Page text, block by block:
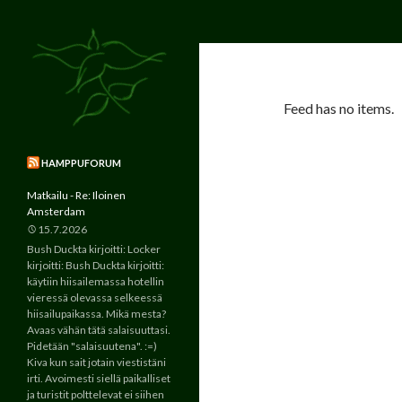
Feed has no items.
vuodesta 2000.
HAMPPUFORUM
Matkailu - Re: Iloinen
Amsterdam
15.7.2026
Bush Duckta kirjoitti: Locker
kirjoitti: Bush Duckta kirjoitti:
käytiin hiisailemassa hotellin
vieressä olevassa selkeessä
hiisailupaikassa. Mikä mesta?
Avaas vähän tätä salaisuuttasi.
Pidetään "salaisuutena". :=)
Kiva kun sait jotain viestistäni
irti. Avoimesti siellä paikalliset
ja turistit polttelevat ei siihen